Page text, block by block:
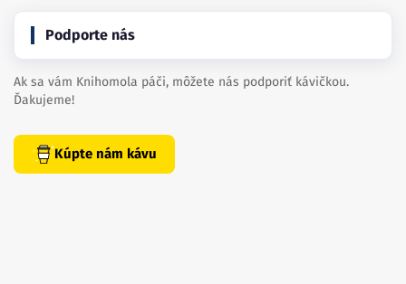
Podporte nás
Ak sa vám Knihomola páči, môžete nás podporiť kávičkou.
Ďakujeme!
Kúpte nám kávu